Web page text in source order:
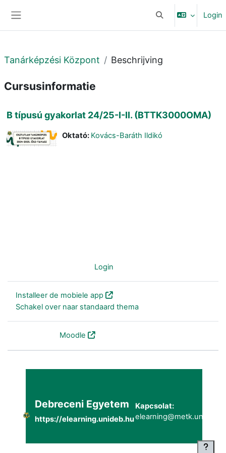
Schakel zoek invoer
Login
Tanárképzési Központ Beschrijving
Cursusinformatie
B típusú gyakorlat 24/25-I-II. (BTTK3000OMA)
Oktató: Kovács-Baráth Ildikó
Login
Installeer de mobiele app
Schakel over naar standaard thema
Moodle
Debreceni Egyetem
https://elearning.unideb.hu
Kapcsolat: